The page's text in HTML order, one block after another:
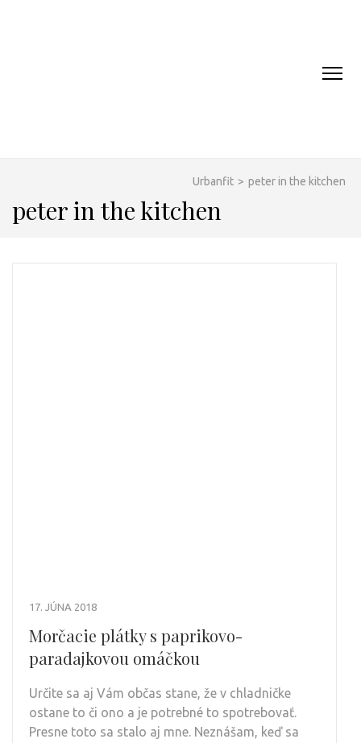
Urbanfit > peter in the kitchen
peter in the kitchen
17. JÚNA 2018
Morčacie plátky s paprikovo-
paradajkovou omáčkou
Určite sa aj Vám občas stane, že v chladničke
ostane to či ono a je potrebné to spotrebovať.
Presne toto sa stalo aj mne. Neznášam, keď sa